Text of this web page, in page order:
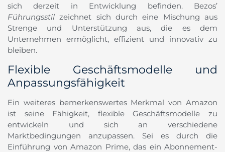
sich derzeit in Entwicklung befinden. Bezos’
Führungsstil zeichnet sich durch eine Mischung aus
Strenge und Unterstützung aus, die es dem
Unternehmen ermöglicht, effizient und innovativ zu
bleiben.
Flexible Geschäftsmodelle und
Anpassungsfähigkeit
Ein weiteres bemerkenswertes Merkmal von Amazon
ist seine Fähigkeit, flexible Geschäftsmodelle zu
entwickeln und sich an verschiedene
Marktbedingungen anzupassen. Sei es durch die
Einführung von Amazon Prime, das ein Abonnement-